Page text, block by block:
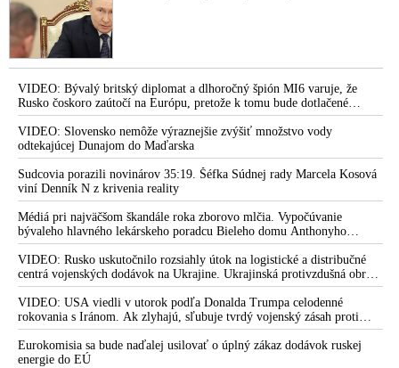
VIDEO: Bývalý britský diplomat a dlhoročný špión MI6 varuje, že
Rusko čoskoro zaútočí na Európu, pretože k tomu bude dotlačené
rovnako, ako bolo dotlačené k invázii na Ukrajinu v roku 2022.
Zelenskyj medzitým v Kyjeve naliehal na zhromaždených diplomatov,
aby vo svete zháňali energie pre Ukrajinu na zimu. Putin vraj bude
mobilizovať a vojna sa do zimy pravdepodobne neskončí
VIDEO: Slovensko nemôže výraznejšie zvýšiť množstvo vody
odtekajúcej Dunajom do Maďarska
Sudcovia porazili novinárov 35:19. Šéfka Súdnej rady Marcela Kosová
viní Denník N z krivenia reality
Médiá pri najväčšom škandále roka zborovo mlčia. Vypočúvanie
bývaleho hlavného lekárskeho poradcu Bieleho domu Anthonyho
Fauciho pred výborom amerického Senátu väčšina médií ignorovala
VIDEO: Rusko uskutočnilo rozsiahly útok na logistické a distribučné
centrá vojenských dodávok na Ukrajine. Ukrajinská protivzdušná obrana
nedokázala počas ničivého nočného útoku na Kyjev a jeho okolie
zachytiť ani jednu ruskú raketu
VIDEO: USA viedli v utorok podľa Donalda Trumpa celodenné
rokovania s Iránom. Ak zlyhajú, sľubuje tvrdý vojenský zásah proti
Teheránu
Eurokomisia sa bude naďalej usilovať o úplný zákaz dodávok ruskej
energie do EÚ